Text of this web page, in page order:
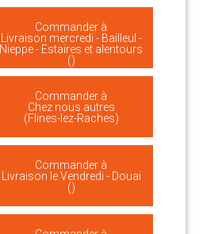
Commander à
Livraison mercredi - Bailleul -
Nieppe - Estaires et alentours
()
Commander à
Chez nous autres
(Flines-lez-Raches)
Commander à
Livraison le Vendredi - Douai
()